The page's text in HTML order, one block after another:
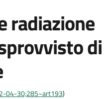
radiazione
di
04-30;285~art193)